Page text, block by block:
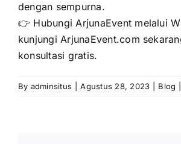
dengan sempurna.
👉 Hubungi ArjunaEvent melalui
kunjungi ArjunaEvent.com
konsultasi gratis.
By adminsitus Agustus 28, 2023 Blog